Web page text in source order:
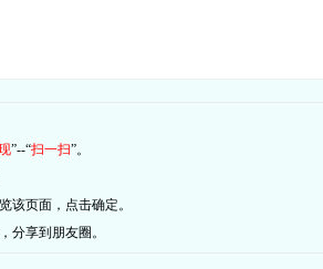
”--“扫一扫”。
该页面，点击确定。
分享到朋友圈。